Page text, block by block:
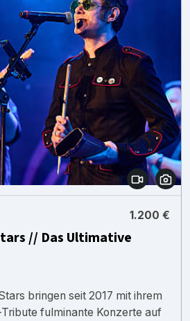
1.200 €
// Das Ultimative
bringen seit 2017 mit ihrem
fulminante Konzerte auf